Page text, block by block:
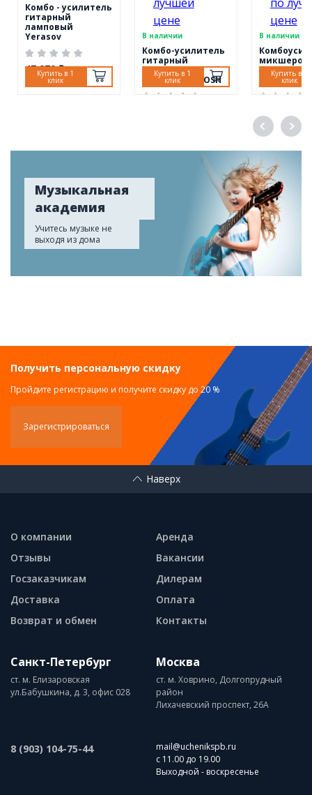
Комбо - усилитель
гитарный
ламповый
Yerasov
TONMEISTER
47 970 ₽
Купить в 1
клик
В наличии
Комбо-усилитель
гитарный
ламповый
Yerasov GAVROSH
8C
Купить в 1
клик
В наличии
микшером,
Yerasov
Купить в 1
клик
Музыкальная
академия
Учитесь музыке не
выходя из дома
Получить персональную скидку
Пройдите регистрацию и получите скидку до 20 %
Зарегистрироваться
Наверх
О компании
Отзывы
Госзаказчикам
Доставка
Возврат и обмен
Аренда
Вакансии
Дилерам
Оплата
Контакты
Санкт-Петербург
ст. м. Елизаровская
ул.Бабушкина, д. 3, офис 028
Москва
ст. м. Ховрино, Долгопрудный
район
Лихачевский проспект, 26А
8 (903) 104-75-44
mail@uchenikspb.ru
с 11.00 до 19.00
Выходной - воскресенье